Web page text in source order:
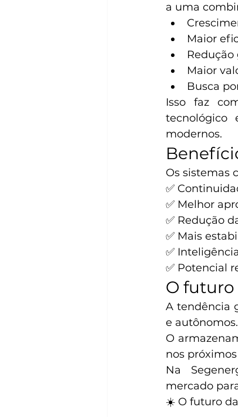
a uma
Maior
Maior
Busca
Isso faz
tecnológico
modernos.
Os sistemas
✅
✅ Melhor
✅ Redução
✅ Mais
✅
✅ Potencial
O
A tendência
e autônomos.
O
nos
Na
mercado
☀️ O futuro